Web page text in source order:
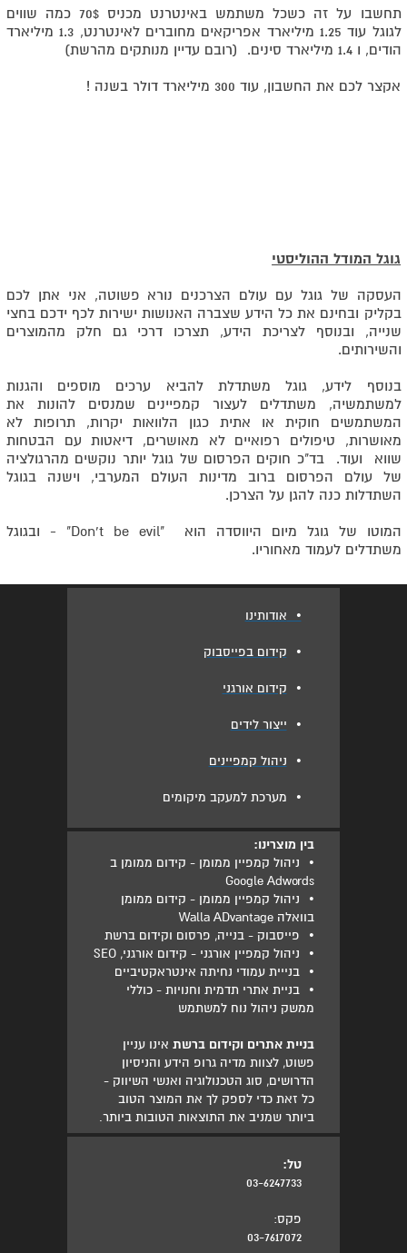
תחשבו על זה כשכל משתמש באינטרנט מכניס 70$ כמה שווים
לגוגל עוד 1.25 מיליארד אפריקאים מחוברים לאינטרנט, 1.3 מיליארד
הודים, ו 1.4 מיליארד סינים. (רובם עדיין מנותקים מהרשת)
אקצר לכם את החשבון, עוד 300 מיליארד דולר בשנה !
גוגל המודל ההוליסטי
העסקה של גוגל עם עולם הצרכנים נורא פשוטה, אני אתן לכם
בקליק ובחינם את כל הידע שצברה האנושות ישירות לכף ידכם בחצי
שנייה, ובנוסף לצריכת הידע, תצרכו דרכי גם חלק מהמוצרים
והשירותים.
בנוסף לידע, גוגל משתדלת להביא ערכים מוספים והגנות
למשתמשיה, משתדלים לעצור קמפיינים שמנסים להונות את
המשתמשים חוקית או אתית כגון הלוואות יקרות, תרופות לא
מאושרות, טיפולים רפואיים לא מאושרים, דיאטות עם הבטחות
שווא ועוד. בד"כ חוקים הפרסום של גוגל יותר נוקשים מהרגולציה
של עולם הפרסום ברוב מדינות העולם המערבי, וישנה בגוגל
השתדלות כנה להגן על הצרכן.
המוטו של גוגל מיום היווסדה הוא "Don't be evil" - ובגוגל
משתדלים לעמוד מאחוריו.
בין מוצרינו:
•
ניהול קמפיין ממומן - קידום ממומן ב
Google Adwords
•
ניהול קמפיין ממומן - קידום ממומן
בוואלה Walla ADvantage
• פייסבוק - בנייה, פרסום וקידום ברשת
• ניהול קמפיין אורגני - קידום אורגני, SEO
• בנייית עמודי נחיתה אינטראקטיביים
•
בניית אתרי תדמית וחנויות - כוללי
ממשק ניהול נוח למשתמש
בניית אתרים וקידום ברשתאינו עניין
פשוט, לצוות מדיה גרופ הידע והניסיון
הדרושים, סוג הטכנולוגיה ואנשי השיווק -
כל זאת כדי לספק לך את המוצר הטוב
ביותר שמניב את התוצאות הטובות ביותר.
• אודותינו
• קידום בפייסבוק
• קידום אורגני
• ייצור לידים
• ניהול קמפיינים
• מערכת למעקב מיקומים
טל:
03-6247733
פקס:
03-7617072